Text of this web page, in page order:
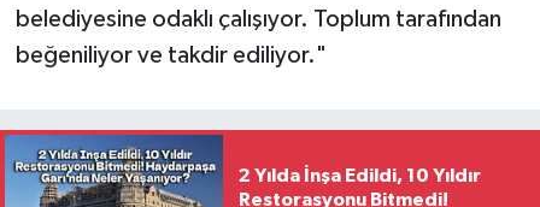
belediyesine odaklı çalışıyor. Toplum tarafından
beğeniliyor ve takdir ediliyor."
2 Yılda İnşa Edildi, 10 Yıldır
Restorasyonu Bitmedi!